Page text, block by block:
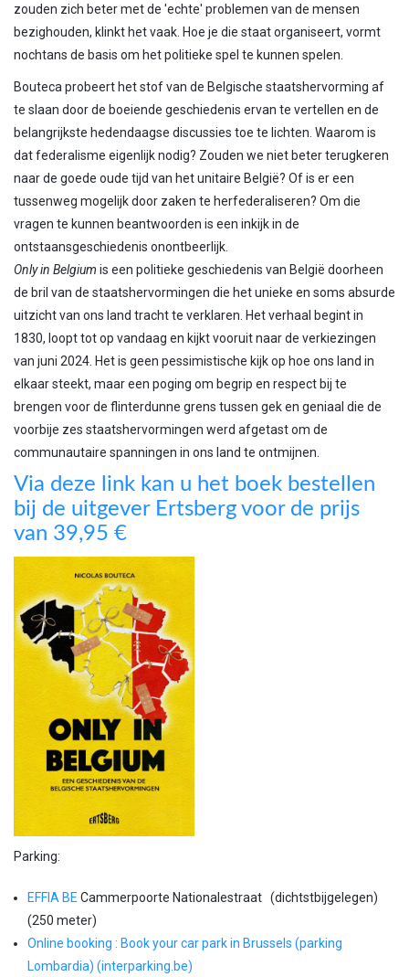
zouden zich beter met de 'echte' problemen van de mensen
bezighouden, klinkt het vaak. Hoe je die staat organiseert, vormt
nochtans de basis om het politieke spel te kunnen spelen.
Bouteca probeert het stof van de Belgische staatshervorming af
te slaan door de boeiende geschiedenis ervan te vertellen en de
belangrijkste hedendaagse discussies toe te lichten. Waarom is
dat federalisme eigenlijk nodig? Zouden we niet beter terugkeren
naar de goede oude tijd van het unitaire België? Of is er een
tussenweg mogelijk door zaken te herfederaliseren? Om die
vragen te kunnen beantwoorden is een inkijk in de
ontstaansgeschiedenis onontbeerlijk.
Only in Belgium is een politieke geschiedenis van België doorheen
de bril van de staatshervormingen die het unieke en soms absurde
uitzicht van ons land tracht te verklaren. Het verhaal begint in
1830, loopt tot op vandaag en kijkt vooruit naar de verkiezingen
van juni 2024. Het is geen pessimistische kijk op hoe ons land in
elkaar steekt, maar een poging om begrip en respect bij te
brengen voor de flinterdunne grens tussen gek en geniaal die de
voorbije zes staatshervormingen werd afgetast om de
communautaire spanningen in ons land te ontmijnen.
Via deze link kan u het boek bestellen
bij de uitgever Ertsberg voor de prijs
van 39,95 €
Parking:
EFFIA BE Cammerpoorte Nationalestraat (dichtstbijgelegen)
(250 meter)
Online booking : Book your car park in Brussels (parking
Lombardia) (interparking.be)